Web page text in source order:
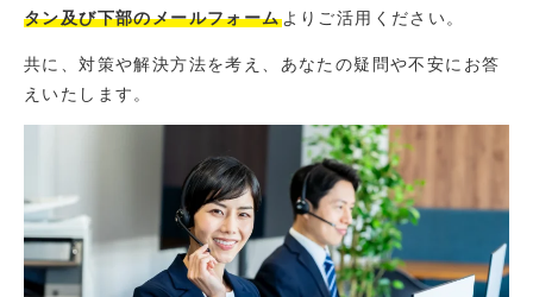
タン及び下部のメールフォームよりご活用ください。
共に、対策や解決方法を考え、あなたの疑問や不安にお答
えいたします。